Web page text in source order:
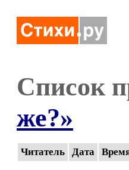
Список
же?»
Читатель Дата